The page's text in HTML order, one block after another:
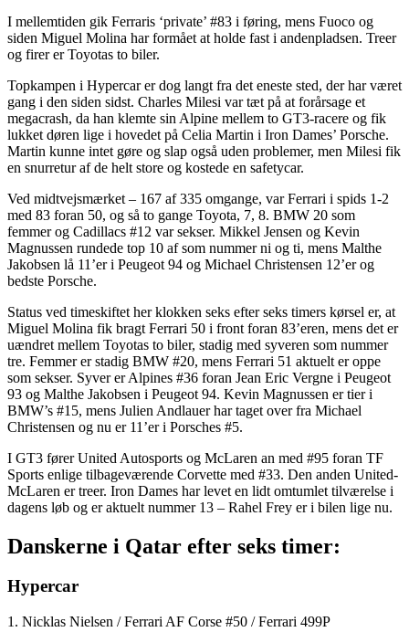
I mellemtiden gik Ferraris ‘private’ #83 i føring, mens Fuoco og
siden Miguel Molina har formået at holde fast i andenpladsen. Treer
og firer er Toyotas to biler.
Topkampen i Hypercar er dog langt fra det eneste sted, der har været
gang i den siden sidst. Charles Milesi var tæt på at forårsage et
megacrash, da han klemte sin Alpine mellem to GT3-racere og fik
lukket døren lige i hovedet på Celia Martin i Iron Dames’ Porsche.
Martin kunne intet gøre og slap også uden problemer, men Milesi fik
en snurretur af de helt store og kostede en safetycar.
Ved midtvejsmærket – 167 af 335 omgange, var Ferrari i spids 1-2
med 83 foran 50, og så to gange Toyota, 7, 8. BMW 20 som
femmer og Cadillacs #12 var sekser. Mikkel Jensen og Kevin
Magnussen rundede top 10 af som nummer ni og ti, mens Malthe
Jakobsen lå 11’er i Peugeot 94 og Michael Christensen 12’er og
bedste Porsche.
Status ved timeskiftet her klokken seks efter seks timers kørsel er, at
Miguel Molina fik bragt Ferrari 50 i front foran 83’eren, mens det er
uændret mellem Toyotas to biler, stadig med syveren som nummer
tre. Femmer er stadig BMW #20, mens Ferrari 51 aktuelt er oppe
som sekser. Syver er Alpines #36 foran Jean Eric Vergne i Peugeot
93 og Malthe Jakobsen i Peugeot 94. Kevin Magnussen er tier i
BMW’s #15, mens Julien Andlauer har taget over fra Michael
Christensen og nu er 11’er i Porsches #5.
I GT3 fører United Autosports og McLaren an med #95 foran TF
Sports enlige tilbageværende Corvette med #33. Den anden United-
McLaren er treer. Iron Dames har levet en lidt omtumlet tilværelse i
dagens løb og er aktuelt nummer 13 – Rahel Frey er i bilen lige nu.
Danskerne i Qatar efter seks timer:
Hypercar
1. Nicklas Nielsen / Ferrari AF Corse #50 / Ferrari 499P